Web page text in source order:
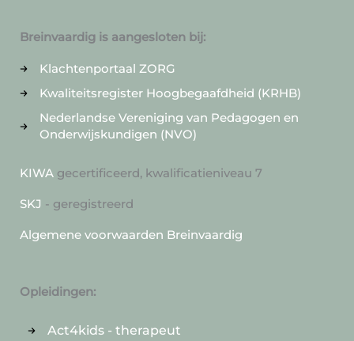
Breinvaardig is aangesloten bij:
Klachtenportaal ZORG
Kwaliteitsregister Hoogbegaafdheid (KRHB)
Nederlandse Vereniging van Pedagogen en
Onderwijskundigen (NVO)
KIWA gecertificeerd, kwalificatieniveau 7
SKJ - geregistreerd
Algemene voorwaarden Breinvaardig
Opleidingen:
Act4kids - therapeut